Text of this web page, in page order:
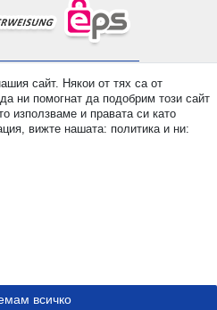
prices see article detail | *
сайт. Някои от тях са от
ни помогнат да подобрим този сайт
използваме и правата си като
вижте нашата: политика и ни:
всичко